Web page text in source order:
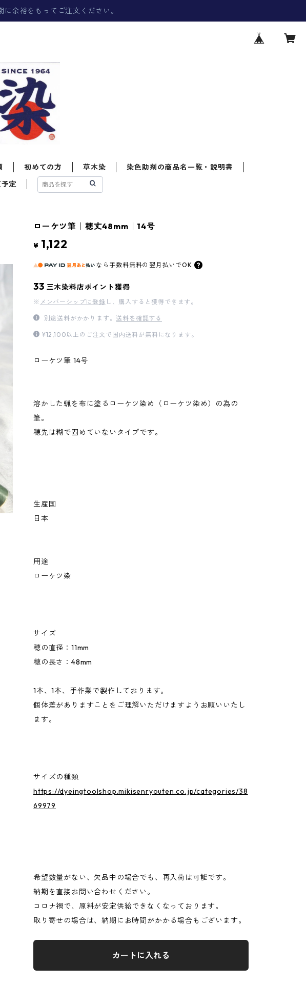
余裕をもってご注文ください。
初めての方 草木染
染色助剤の商品名一覧・説明書
定
ローケツ筆｜穂丈48mm｜14号
¥ 1,122
なら 手数料無料の 翌月払いでOK
33 三木染料店ポイント獲得
※ メンバーシップに登録 し、購入すると獲得できます。
別途送料がかかります。送料を確認する
¥12,100以上のご注文で国内送料が無料になります。
ローケツ筆 14号
溶かした蝋を布に塗るローケツ染め（ローケツ染め）の為の
筆。
穂先は糊で固めていないタイプです。
生産国
日本
用途
ローケツ染
サイズ
穂の直径：11mm
穂の長さ：48mm
1本、1本、手作業で製作しております。
個体差がありますことをご理解いただけますようお願いいたし
ます。
サイズの種類
https://dyeingtoolshop.mikisenryouten.co.jp/categories/38
69979
希望数量がない、欠品中の場合でも、再入荷は可能です。
納期を直接お問い合わせください。
コロナ禍で、原料が安定供給できなくなっております。
取り寄せの場合は、納期にお時間がかかる場合もございます。
カートに入れる